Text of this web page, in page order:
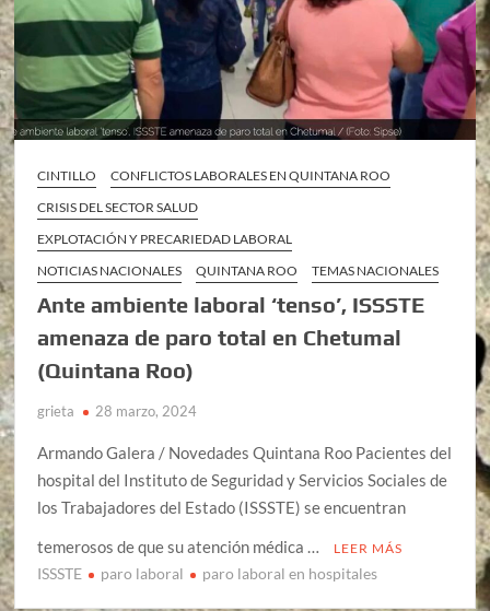
CINTILLO
CONFLICTOS LABORALES EN QUINTANA ROO
CRISIS DEL SECTOR SALUD
EXPLOTACIÓN Y PRECARIEDAD LABORAL
NOTICIAS NACIONALES
QUINTANA ROO TEMAS NACIONALES
Ante ambiente laboral ‘tenso’, ISSSTE
amenaza de paro total en Chetumal
(Quintana Roo)
grieta 28 marzo, 2024
Armando Galera / Novedades Quintana Roo Pacientes del
hospital del Instituto de Seguridad y Servicios Sociales de
los Trabajadores del Estado (ISSSTE) se encuentran
temerosos de que su atención médica …
LEER MÁS
ISSSTE paro laboral paro laboral en hospitales